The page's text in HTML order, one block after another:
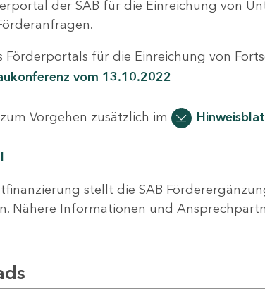
der SAB für die Einreichung von
Förderportals für die Einreichung von
vom 13.10.2022
Vorgehen zusätzlich im
stellt die SAB
Nähere Informationen und